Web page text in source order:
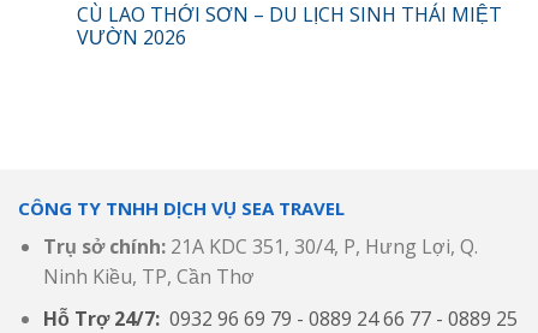
CÙ LAO THỚI SƠN – DU LỊCH SINH THÁI MIỆT
VƯỜN 2026
CÔNG TY TNHH DỊCH VỤ SEA TRAVEL
Trụ sở chính:21A KDC 351, 30/4, P, Hưng Lợi, Q.
Ninh Kiều, TP, Cần Thơ
Hỗ Trợ 24/7:0932 96 69 79 - 0889 24 66 77 - 0889 25